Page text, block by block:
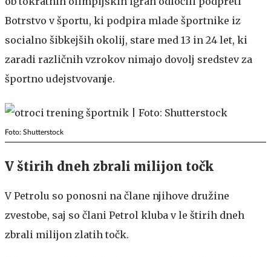
Botrstvo v športu, ki podpira mlade športnike iz
socialno šibkejših okolij, stare med 13 in 24 let, ki
zaradi različnih vzrokov nimajo dovolj sredstev za
športno udejstvovanje.
Foto: Shutterstock
V štirih dneh zbrali milijon točk
V Petrolu so ponosni na člane njihove družine
zvestobe, saj so člani Petrol kluba v le štirih dneh
zbrali milijon zlatih točk.